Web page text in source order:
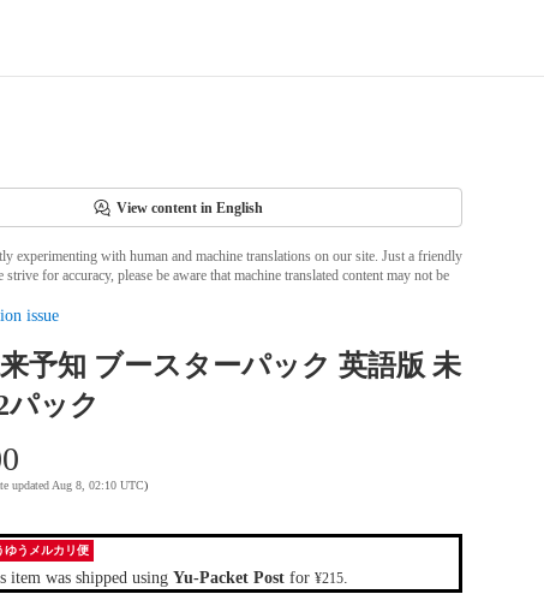
View content in English
experimenting with human and machine translations on our site. Just a friendly
for accuracy, please be aware that machine translated content may not be
issue
予知 ブースターパック 英語版 未
ック
updated Aug 8, 02:10 UTC)
ゆうメルカリ便
item was shipped using Yu-Packet Postfor ¥215.